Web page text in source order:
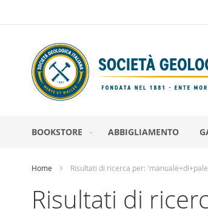
BOOKSTORE ABBIGLIAMENTO
Home Risultati di ricerca per:
Risultati di